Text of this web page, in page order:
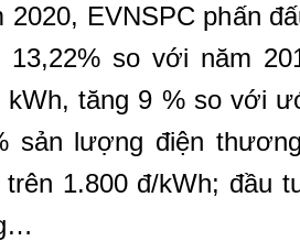
2020, EVNSPC phấn
13,22% so với năm
kWh, tăng 9 % so với
sản lượng điện
trên 1.800 đ/kWh; đầu